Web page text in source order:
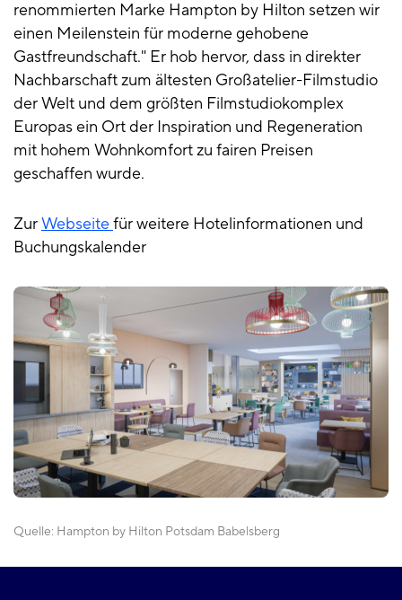
renommierten Marke Hampton by Hilton setzen wir
einen Meilenstein für moderne gehobene
Gastfreundschaft." Er hob hervor, dass in direkter
Nachbarschaft zum ältesten Großatelier-Filmstudio
der Welt und dem größten Filmstudiokomplex
Europas ein Ort der Inspiration und Regeneration
mit hohem Wohnkomfort zu fairen Preisen
geschaffen wurde.
ZurWebseitefür weitere Hotelinformationen und
Buchungskalender
Quelle: Hampton by Hilton Potsdam Babelsberg